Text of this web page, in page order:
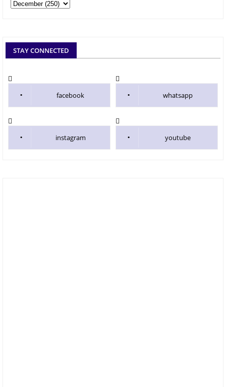
STAY CONNECTED
facebook whatsapp
instagram youtube